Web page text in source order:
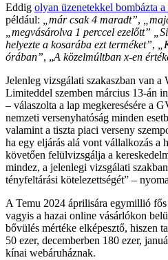
Eddig olyan üzenetekkel bombázta
például:
„már csak 4 maradt”,
„megvásárolva 1 perccel ezelőtt”
helyezte a kosarába ezt terméket”,
órában”, „A közelmúltban x-en
Jelenleg vizsgálati szakaszban van
Limiteddel szemben március 13-án
– válaszolta a lap megkeresésére a
nemzeti versenyhatóság minden
valamint a tiszta piaci verseny
ha egy eljárás alá vont vállalkozás a
követően felülvizsgálja a
mindez, a jelenlegi vizsgálati
tényfeltárási kötelezettségét” –
A Temu 2024 áprilisára egymillió
vagyis a hazai online vásárlókon
bővülés mértéke elképesztő, hiszen
50 ezer, decemberben 180 ezer,
kínai webáruháznak.